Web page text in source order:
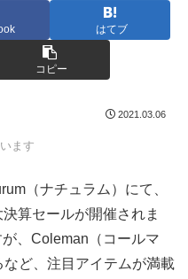
はてブ
コピー
2021.03.06
ます
（ナチュラム）にて、
算セールが開催されま
、Coleman（コールマ
ど、注目アイテムが満載